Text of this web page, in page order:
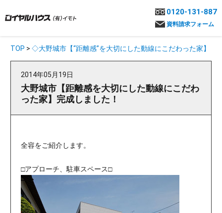
0120-131-887
資料請求フォーム
TOP > ◇大野城市【“距離感”を大切にした動線にこだわった家】
2014年05月19日
大野城市【距離感を大切にした動線にこだわ
った家】完成しました！
全容をご紹介します。
□アプローチ、駐車スペース□